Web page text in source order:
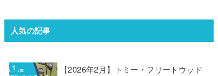
人気の記事
【2026年2月】トミー・フリートウッド